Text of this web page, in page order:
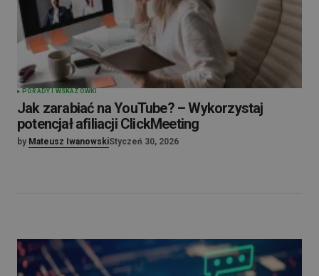
PORADY I WSKAZÓWKI
Jak zarabiać na YouTube? – Wykorzystaj
potencjał afiliacji ClickMeeting
by Mateusz IwanowskiStyczeń 30, 2026